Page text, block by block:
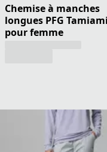
Chemise à manches
longues PFG
pour femme